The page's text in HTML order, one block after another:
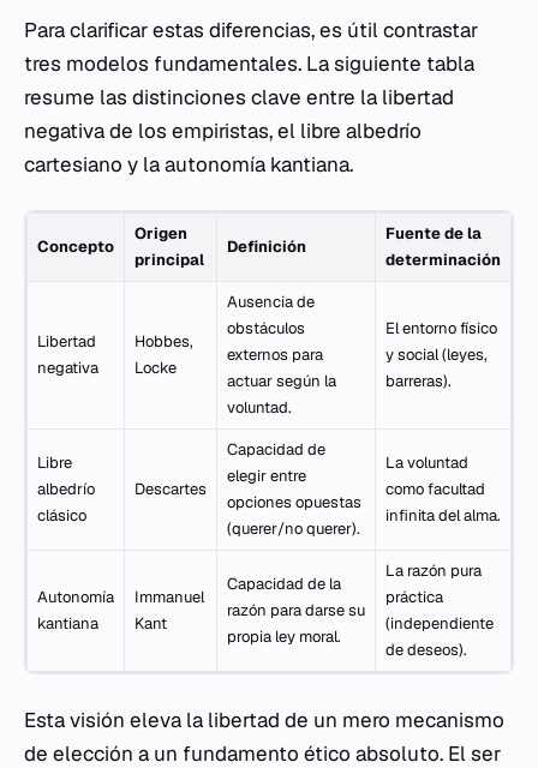
Para clarificar estas diferencias, es útil contrastar
tres modelos fundamentales. La siguiente tabla
resume las distinciones clave entre la libertad
negativa de los empiristas, el libre albedrío
cartesiano y la autonomía kantiana.
Concepto
Origen
principal
Definición
Fuente de la
determinación
Libertad
negativa
Hobbes,
Locke
Ausencia de
obstáculos
externos para
actuar según la
voluntad.
El entorno físico
y social (leyes,
barreras).
Libre
albedrío
clásico
Descartes
Capacidad de
elegir entre
opciones opuestas
(querer/no querer).
La voluntad
como facultad
infinita del alma.
Autonomía
kantiana
Immanuel
Kant
Capacidad de la
razón para darse su
propia ley moral.
La razón pura
práctica
(independiente
de deseos).
Esta visión eleva la libertad de un mero mecanismo
de elección a un fundamento ético absoluto. El ser